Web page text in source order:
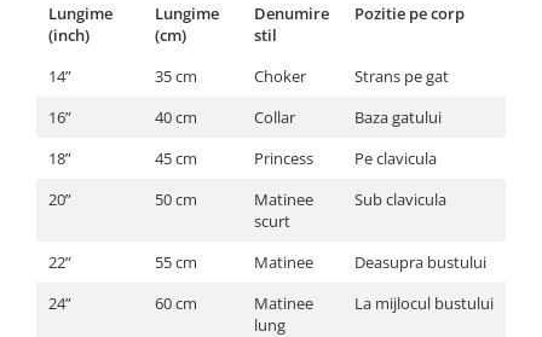
Lungime
(inch)
Lungime
(cm)
Denumire
stil
Pozitie pe corp
14” 35 cm Choker
Strans pe gat
16”
40 cm Collar
Baza gatului
18”
45 cm Princess
Pe clavicula
20”
50 cm
Matinee
scurt
Sub clavicula
22” 55 cm Matinee
Deasupra bustului
24”
60 cm
Matinee
lung
La mijlocul bustului